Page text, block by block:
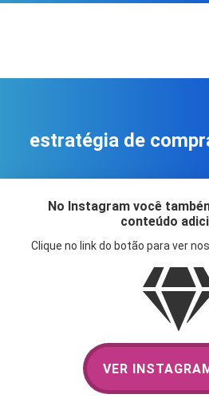
estratégia de
No Instagram você
conteúdo
Clique no link do botão para ver
VER